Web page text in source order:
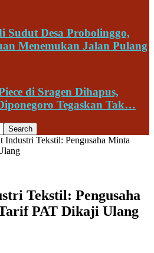
Sudut Desa Probolinggo,
Menemukan Jalan Pulang
di Sragen Dihapus,
Tegaskan Tak…
Industri Tekstil: Pengusaha Minta
Tekstil: Pengusaha
PAT Dikaji Ulang